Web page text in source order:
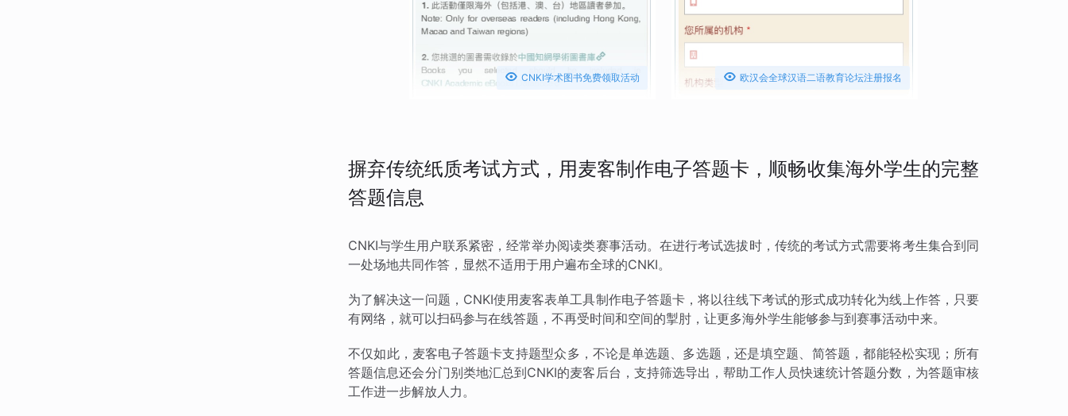
 CNKI学术图书免费领取活动  欧汉会全球汉语二语教育论坛注册报名
摒弃传统纸质考试方式，用麦客制作电子答题卡，顺畅收集海外学生的完整
答题信息
CNKI与学生用户联系紧密，经常举办阅读类赛事活动。在进行考试选拔时，传统的考试方式需要将考生集合到同
一处场地共同作答，显然不适用于用户遍布全球的CNKI。
为了解决这一问题，CNKI使用麦客表单工具制作电子答题卡，将以往线下考试的形式成功转化为线上作答，只要
有网络，就可以扫码参与在线答题，不再受时间和空间的掣肘，让更多海外学生能够参与到赛事活动中来。
不仅如此，麦客电子答题卡支持题型众多，不论是单选题、多选题，还是填空题、简答题，都能轻松实现；所有
答题信息还会分门别类地汇总到CNKI的麦客后台，支持筛选导出，帮助工作人员快速统计答题分数，为答题审核
工作进一步解放人力。